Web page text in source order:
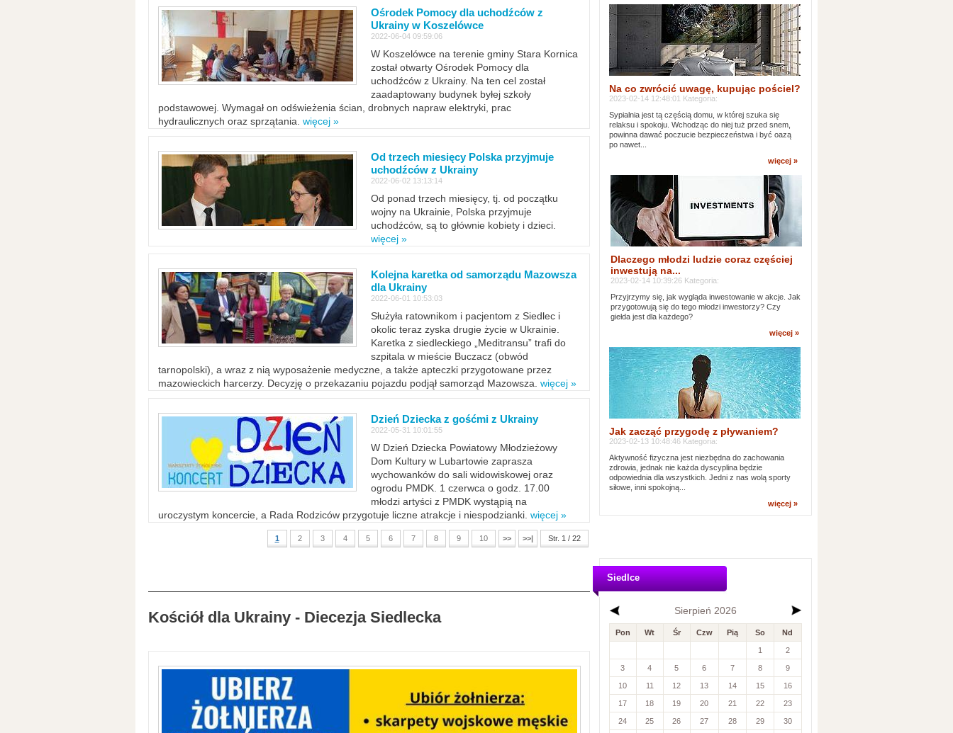
Ośrodek Pomocy dla uchodźców z
Ukrainy w Koszelówce
2022-06-04 09:59:06
W Koszelówce na terenie gminy Stara Kornica
został otwarty Ośrodek Pomocy dla
uchodźców z Ukrainy. Na ten cel został
zaadaptowany budynek byłej szkoły
podstawowej. Wymagał on odświeżenia ścian, drobnych napraw elektryki, prac
hydraulicznych oraz sprzątania. więcej »
Od trzech miesięcy Polska przyjmuje
uchodźców z Ukrainy
2022-06-02 13:13:14
Od ponad trzech miesięcy, tj. od początku
wojny na Ukrainie, Polska przyjmuje
uchodźców, są to głównie kobiety i dzieci.
więcej »
Kolejna karetka od samorządu Mazowsza
dla Ukrainy
2022-06-01 10:53:03
Służyła ratownikom i pacjentom z Siedlec i
okolic teraz zyska drugie życie w Ukrainie.
Karetka z siedleckiego „Meditransu” trafi do
szpitala w mieście Buczacz (obwód
tarnopolski), a wraz z nią wyposażenie medyczne, a także apteczki przygotowane przez
mazowieckich harcerzy. Decyzję o przekazaniu pojazdu podjął samorząd Mazowsza. więcej »
Dzień Dziecka z gośćmi z Ukrainy
2022-05-31 10:01:55
W Dzień Dziecka Powiatowy Młodzieżowy
Dom Kultury w Lubartowie zaprasza
wychowanków do sali widowiskowej oraz
ogrodu PMDK. 1 czerwca o godz. 17.00
młodzi artyści z PMDK wystąpią na
uroczystym koncercie, a Rada Rodziców przygotuje liczne atrakcje i niespodzianki. więcej »
1 2 3 4 5 6 7 8 9 10 >> >>| Str. 1 / 22
Kościół dla Ukrainy - Diecezja Siedlecka
Na co zwrócić uwagę, kupując pościel?
2023-02-14 12:48:01 Kategoria:
Sypialnia jest tą częścią domu, w której szuka się
relaksu i spokoju. Wchodząc do niej tuż przed snem,
powinna dawać poczucie bezpieczeństwa i być oazą
po nawet...
więcej »
Dlaczego młodzi ludzie coraz częściej
inwestują na...
2023-02-14 10:39:26 Kategoria:
Przyjrzymy się, jak wygląda inwestowanie w akcje. Jak
przygotowują się do tego młodzi inwestorzy? Czy
giełda jest dla każdego?
więcej »
Jak zacząć przygodę z pływaniem?
2023-02-13 10:48:46 Kategoria:
Aktywność fizyczna jest niezbędna do zachowania
zdrowia, jednak nie każda dyscyplina będzie
odpowiednia dla wszystkich. Jedni z nas wolą sporty
siłowe, inni spokojną...
więcej »
Siedlce
Sierpień 2026
Pon Wt Śr Czw Pią So Nd
1 2
3 4 5 6 7 8 9
10 11 12 13 14 15 16
17 18 19 20 21 22 23
24 25 26 27 28 29 30